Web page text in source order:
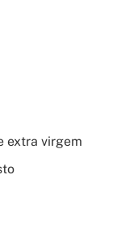
extra virgem